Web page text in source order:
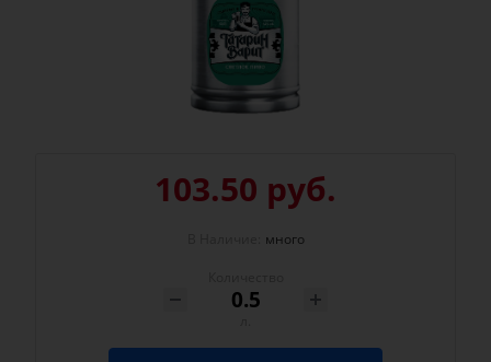
103.50 руб.
много